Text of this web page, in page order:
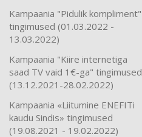
Kampaania "Pidulik kompliment"
tingimused (01.03.2022 -
13.03.2022)
Kampaania "Kiire internetiga
saad TV vaid 1€-ga" tingimused
(13.12.2021-28.02.2022)
Kampaania «Liitumine ENEFITi
kaudu Sindis» tingimused
(19.08.2021 - 19.02.2022)